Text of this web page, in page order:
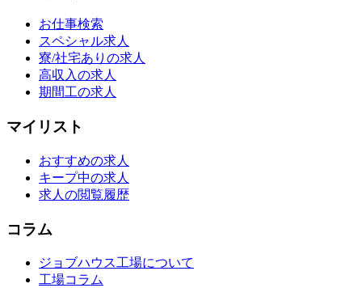
お仕事検索
スペシャル求人
寮/社宅ありの求人
高収入の求人
期間工の求人
マイリスト
おすすめの求人
キープ中の求人
求人の閲覧履歴
コラム
ジョブハウス工場について
工場コラム